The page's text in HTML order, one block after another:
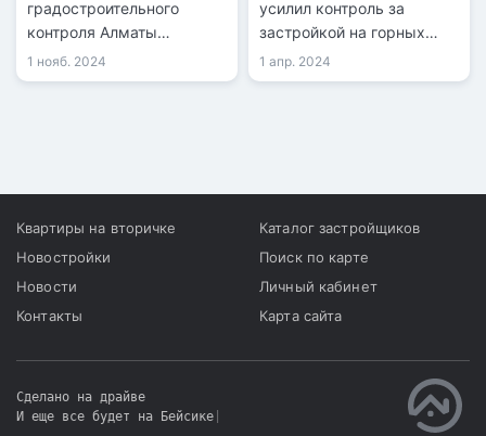
градостроительного
контроля Алматы
продолжает снос
незаконных построек,
строительстве объектов.
1 нояб. 2024
усилил контроль за
застройкой на горных
склонах и в предгорье
города Алматы.
1 апр. 2024
Квартиры на вторичке
Новостройки
Новости
Контакты
Каталог застройщиков
Поиск по карте
Личный кабинет
Карта сайта
Сделано на драйве
И еще все будет на Бейсике